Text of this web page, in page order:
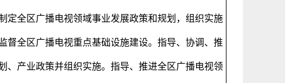
定全区广播电视领域事业发展政策和规划，组织实施
督全区广播电视重点基础设施建设。指导、协调、推
、产业政策并组织实施。指导、推进全区广播电视领